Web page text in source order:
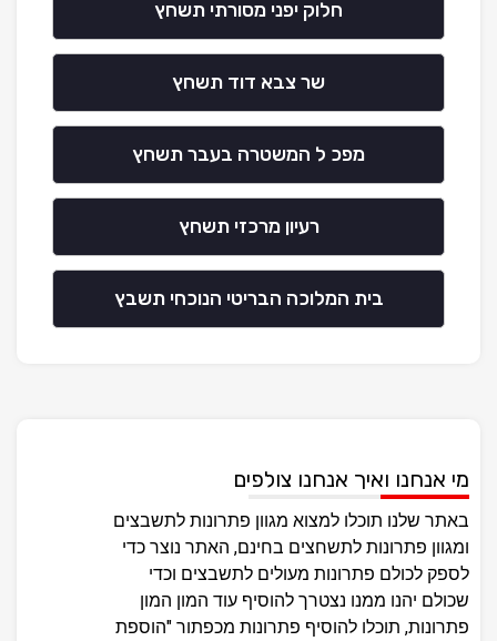
חלוק יפני מסורתי תשחץ
שר צבא דוד תשחץ
מפכ ל המשטרה בעבר תשחץ
רעיון מרכזי תשחץ
בית המלוכה הבריטי הנוכחי תשבץ
מי אנחנו ואיך אנחנו צולפים
באתר שלנו תוכלו למצוא מגוון פתרונות לתשבצים
ומגוון פתרונות לתשחצים בחינם, האתר נוצר כדי
לספק לכולם פתרונות מעולים לתשבצים וכדי
שכולם יהנו ממנו נצטרך להוסיף עוד המון המון
פתרונות, תוכלו להוסיף פתרונות מכפתור "הוספת